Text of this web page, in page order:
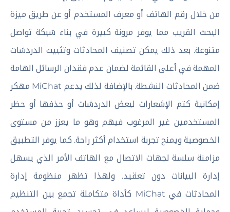
من خلال رقم الهاتف أو معرف المستخدم أو عن طريق ميزة
البحث القريب مما يوفر مرونة كبيرة في بناء شبكة تواصل
متنوعة. بعد ذلك يمكن تصنيف المحادثات وتثبيت الدردشات
المهمة في أعلى القائمة لضمان عدم فقدان الرسائل الهامة
ضمن المحادثات النشطة. بالإضافة لذلك يدعم MiChat مهكر
إمكانية كتم الإشعارات لبعض الدردشات أو حذفها أو حظر
المستخدمين غير المرغوب فيهم وهو ما يعزز من مستوى
الخصوصية ويمنح تجربة استخدام أكثر راحة. كما يوفر التطبيق
مزامنة سلسة لجهات الاتصال مع الهاتف الأمر الذي يسهل
إدارة البيانات دون تعقيد. ولهذا تظهر منظومة إدارة
المحادثات في MiChat كأداة متكاملة تجمع بين التنظيم